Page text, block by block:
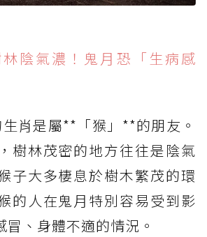
陰氣濃！鬼月恐「生病感
肖是屬**「猴」**的朋友。
樹林茂密的地方往往是陰氣
子大多棲息於樹木繁茂的環
的人在鬼月特別容易受到影
、身體不適的情況。